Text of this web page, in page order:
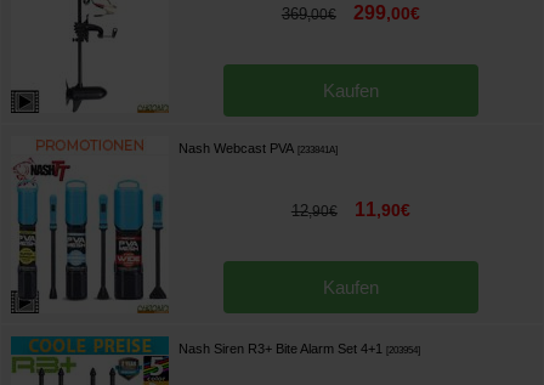
369,00€ 299,00€
Kaufen
Nash Webcast PVA 233841A]
12,90€ 11,90€
Kaufen
Nash Siren R3+ Bite Alarm Set 4+1 203954]